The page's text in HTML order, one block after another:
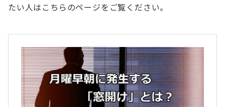
たい人はこちらのページをご覧ください。